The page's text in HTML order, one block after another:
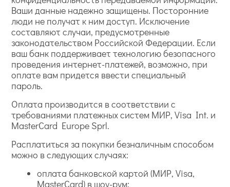
Ваши данные надежно защищены. Посторонние
люди не получат к ним доступ. Исключение
составляют случаи, предусмотренные
законодательством Российской Федерации. Если
ваш банк поддерживает технологию безопасного
проведения интернет-платежей, возможно, при
оплате вам придется ввести специальный
пароль.
Оплата производится в соответствии с
требованиями платежных систем МИР, Visa Int. и
MasterCard Europe Sprl.
Расплатиться за покупки безналичным способом
можно в следующих случаях:
оплата банковской картой (МИР, Visa,
MasterCard) в шоу-рум;